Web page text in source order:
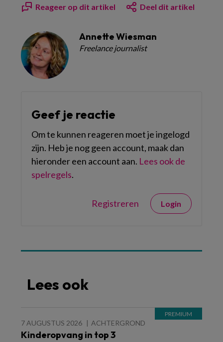
Reageer op dit artikel Deel dit artikel
Annette Wiesman
Freelance journalist
Geef je reactie
Om te kunnen reageren moet je ingelogd
zijn. Heb je nog geen account, maak dan
hieronder een account aan. Lees ook de
spelregels.
Registreren Login
Lees ook
7 AUGUSTUS 2026 ACHTERGROND
Kinderopvang in top 3